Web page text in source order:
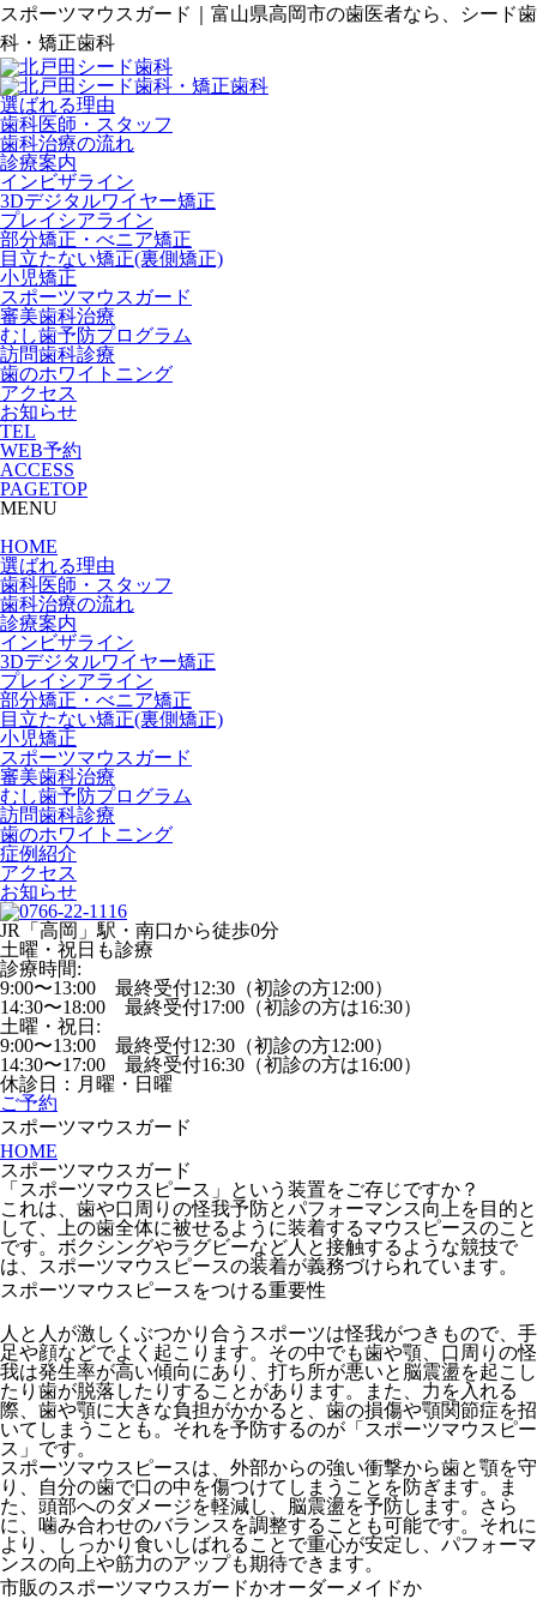
スポーツマウスガード｜富山県高岡市の歯医者なら、シード歯
科・矯正歯科
選ばれる理由
歯科医師・スタッフ
歯科治療の流れ
診療案内
インビザライン
3Dデジタルワイヤー矯正
プレイシアライン
部分矯正・べニア矯正
目立たない矯正(裏側矯正)
小児矯正
スポーツマウスガード
審美歯科治療
むし歯予防プログラム
訪問歯科診療
歯のホワイトニング
アクセス
お知らせ
TEL
WEB予約
ACCESS
PAGETOP
MENU
HOME
選ばれる理由
歯科医師・スタッフ
歯科治療の流れ
診療案内
インビザライン
3Dデジタルワイヤー矯正
プレイシアライン
部分矯正・べニア矯正
目立たない矯正(裏側矯正)
小児矯正
スポーツマウスガード
審美歯科治療
むし歯予防プログラム
訪問歯科診療
歯のホワイトニング
症例紹介
アクセス
お知らせ
JR「高岡」駅・南口から徒歩0分
土曜・祝日も診療
診療時間:
9:00〜13:00 最終受付12:30（初診の方12:00）
14:30〜18:00 最終受付17:00（初診の方は16:30）
土曜・祝日:
9:00〜13:00 最終受付12:30（初診の方12:00）
14:30〜17:00 最終受付16:30（初診の方は16:00）
休診日：月曜・日曜
ご予約
スポーツマウスガード
HOME
スポーツマウスガード
「スポーツマウスピース」という装置をご存じですか？
これは、歯や口周りの怪我予防とパフォーマンス向上を目的と
して、上の歯全体に被せるように装着するマウスピースのこと
です。ボクシングやラグビーなど人と接触するような競技で
は、スポーツマウスピースの装着が義務づけられています。
スポーツマウスピースをつける重要性
人と人が激しくぶつかり合うスポーツは怪我がつきもので、手
足や顔などでよく起こります。その中でも歯や顎、口周りの怪
我は発生率が高い傾向にあり、打ち所が悪いと脳震盪を起こし
たり歯が脱落したりすることがあります。また、力を入れる
際、歯や顎に大きな負担がかかると、歯の損傷や顎関節症を招
いてしまうことも。それを予防するのが「スポーツマウスピー
ス」です。
スポーツマウスピースは、外部からの強い衝撃から歯と顎を守
り、自分の歯で口の中を傷つけてしまうことを防ぎます。ま
た、頭部へのダメージを軽減し、脳震盪を予防します。さら
に、噛み合わせのバランスを調整することも可能です。それに
より、しっかり食いしばれることで重心が安定し、パフォーマ
ンスの向上や筋力のアップも期待できます。
市販のスポーツマウスガードかオーダーメイドか